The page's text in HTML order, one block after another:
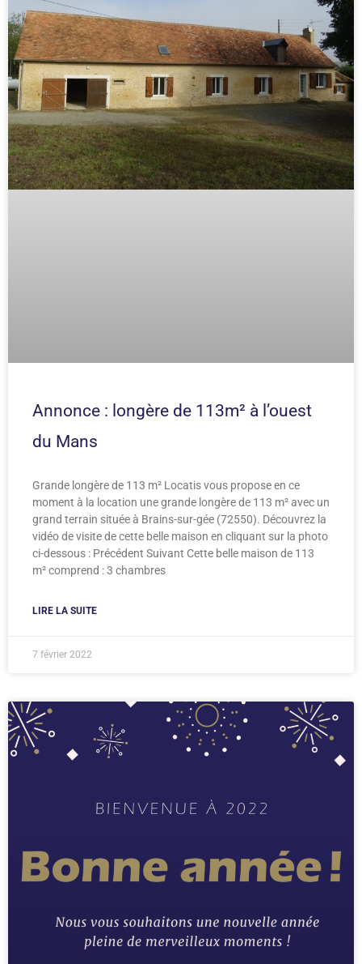
Annonce : longère de 113m² à l’ouest
du Mans
Grande longère de 113 m² Locatis vous propose en ce
moment à la location une grande longère de 113 m² avec un
grand terrain située à Brains-sur-gée (72550). Découvrez la
vidéo de visite de cette belle maison en cliquant sur la photo
ci-dessous : Précédent Suivant Cette belle maison de 113
m² comprend : 3 chambres
LIRE LA SUITE
7 février 2022